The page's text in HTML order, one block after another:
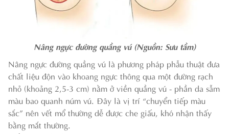
Nâng ngực đường quầng vú (Nguồn: Sưu tầm)
Nâng ngực đường quầng vú là phương pháp phẫu thuật đưa
chất liệu độn vào khoang ngực thông qua một đường rạch
nhỏ (khoảng 2,5-3 cm) nằm ở viền quầng vú - phần da sẫm
màu bao quanh núm vú. Đây là vị trí “chuyển tiếp màu
sắc” nên vết mổ thường dễ được che giấu, khó nhận thấy
bằng mắt thường.